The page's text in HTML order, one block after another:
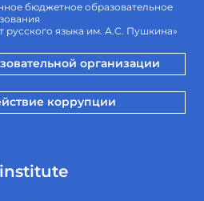
бюджетное образовательное
русского языка им. А.С. Пушкина»
организации
коррупции